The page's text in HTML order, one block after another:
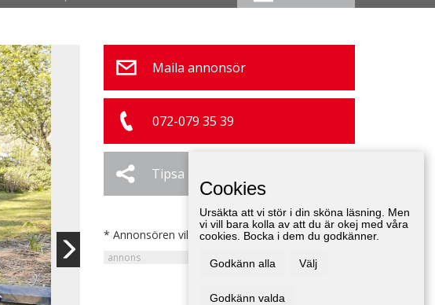
Maila annonsör
072-079 35 39
Tipsa
* Annonsören vill inte bli kontaktad av försäljare.
Cookies
Ursäkta att vi stör i din sköna läsning. Men
vi vill bara kolla av att du är okej med våra
cookies. Bocka i dem du godkänner.
Godkänn alla Välj
Godkänn valda